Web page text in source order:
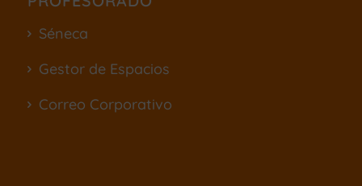
Séneca
Gestor de Espacios
Correo Corporativo